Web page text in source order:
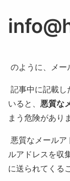
のように、メー
記事中に記載し
いると、 悪質な
まう危険があり
悪質なメール
ルアドレスを収
に送られてくる